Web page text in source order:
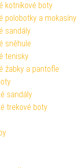
kotníkové boty
polobotky a mokasíny
sandály
sněhule
tenisky
žabky a pantofle
sandály
trekové boty